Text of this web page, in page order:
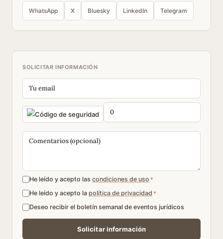
WhatsApp X Bluesky LinkedIn Telegram
SOLICITAR INFORMACIÓN
He leído y acepto las condiciones de uso *
He leído y acepto la política de privacidad *
Deseo recibir el boletín semanal de eventos jurídicos